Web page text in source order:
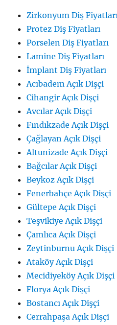
Zirkonyum Diş
Protez Diş Fiyatları
Porselen Diş Fiyatları
Lamine Diş Fiyatları
İmplant Diş Fiyatları
Acıbadem Açık Dişçi
Cihangir Açık Dişçi
Avcılar Açık Dişçi
Fındıkzade Açık Dişçi
Çağlayan Açık Dişçi
Altunizade Açık Dişçi
Bağcılar Açık Dişçi
Beykoz Açık Dişçi
Fenerbahçe Açık Dişçi
Gültepe Açık Dişçi
Teşvikiye Açık Dişçi
Çamlıca Açık Dişçi
Zeytinburnu Açık Dişçi
Ataköy Açık Dişçi
Mecidiyeköy Açık Dişçi
Florya Açık Dişçi
Bostancı Açık Dişçi
Cerrahpaşa Açık Dişçi